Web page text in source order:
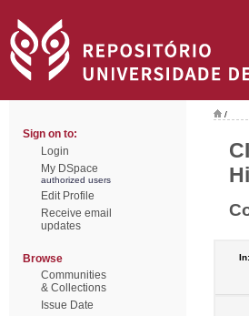
Sign on to:
Login
My DSpace
authorized users
Edit Profile
Receive email
updates
Browse
Communities
& Collections
Issue Date
/
In: